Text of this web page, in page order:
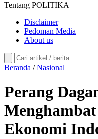
Tentang POLITIKA
Disclaimer
Pedoman Media
About us
Beranda / Nasional
Perang
Ekonomi